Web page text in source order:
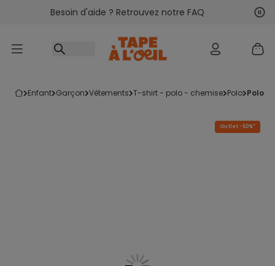
Accéder au contenu
Besoin d'aide ? Retrouvez notre FAQ
enfant garçon vêtements t-shirt - polo - chemise polo polo
Outlet -50%*